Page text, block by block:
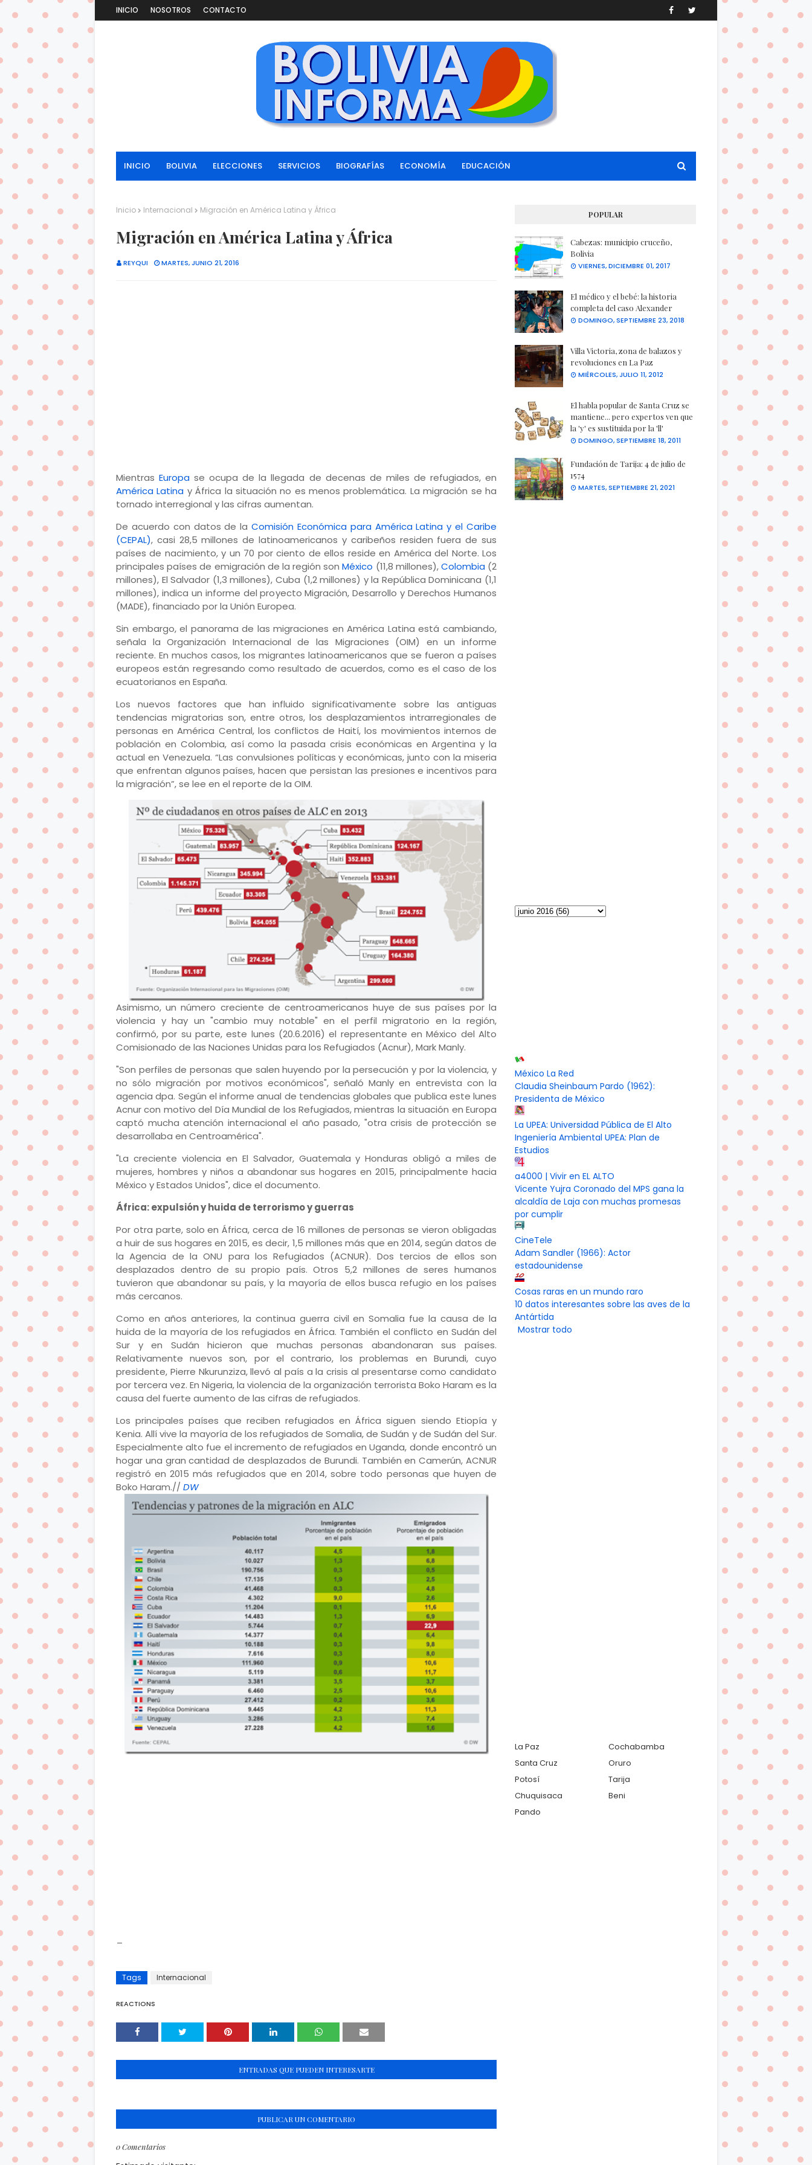
INICIO NOSOTROS CONTACTO
INICIO BOLIVIA ELECCIONES SERVICIOS BIOGRAFÍAS ECONOMÍA EDUCACIÓN
Inicio Internacional Migración en América Latina y África
Migración en América Latina y África
REYQUI MARTES, JUNIO 21, 2016
MientrasEuropa se ocupa de la llegada de decenas de miles de refugiados, en
América Latina y África la situación no es menos problemática. La migración se ha
tornado interregional y las cifras aumentan.
De acuerdo con datos de laComisión Económica para América Latina y el Caribe
(CEPAL), casi 28,5 millones de latinoamericanos y caribeños residen fuera de sus
países de nacimiento, y un 70 por ciento de ellos reside en América del Norte. Los
principales países de emigración de la región sonMéxico (11,8 millones),Colombia(2
millones), El Salvador (1,3 millones), Cuba (1,2 millones) y la República Dominicana (1,1
millones), indica un informe del proyecto Migración, Desarrollo y Derechos Humanos
(MADE), financiado por la Unión Europea.
Sin embargo, el panorama de las migraciones en América Latina está cambiando,
señala la Organización Internacional de las Migraciones (OIM) en un informe
reciente. En muchos casos, los migrantes latinoamericanos que se fueron a países
europeos están regresando como resultado de acuerdos, como es el caso de los
ecuatorianos en España.
Los nuevos factores que han influido significativamente sobre las antiguas
tendencias migratorias son, entre otros, los desplazamientos intrarregionales de
personas en América Central, los conflictos de Haití, los movimientos internos de
población en Colombia, así como la pasada crisis económicas en Argentina y la
actual en Venezuela. “Las convulsiones políticas y económicas, junto con la miseria
que enfrentan algunos países, hacen que persistan las presiones e incentivos para
la migración”, se lee en el reporte de la OIM.
Asimismo, un número creciente de centroamericanos huye de sus países por la
violencia y hay un "cambio muy notable" en el perfil migratorio en la región,
confirmó, por su parte, este lunes (20.6.2016) el representante en México del Alto
Comisionado de las Naciones Unidas para los Refugiados (Acnur), Mark Manly.
"Son perfiles de personas que salen huyendo por la persecución y por la violencia, y
no sólo migración por motivos económicos", señaló Manly en entrevista con la
agencia dpa. Según el informe anual de tendencias globales que publica este lunes
Acnur con motivo del Día Mundial de los Refugiados, mientras la situación en Europa
captó mucha atención internacional el año pasado, "otra crisis de protección se
desarrollaba en Centroamérica".
"La creciente violencia en El Salvador, Guatemala y Honduras obligó a miles de
mujeres, hombres y niños a abandonar sus hogares en 2015, principalmente hacia
México y Estados Unidos", dice el documento.
África: expulsión y huida de terrorismo y guerras
Por otra parte, solo en África, cerca de 16 millones de personas se vieron obligadas
a huir de sus hogares en 2015, es decir, 1,5 millones más que en 2014, según datos de
la Agencia de la ONU para los Refugiados (ACNUR). Dos tercios de ellos son
desplazados dentro de su propio país. Otros 5,2 millones de seres humanos
tuvieron que abandonar su país, y la mayoría de ellos busca refugio en los países
más cercanos.
Como en años anteriores, la continua guerra civil en Somalia fue la causa de la
huida de la mayoría de los refugiados en África. También el conflicto en Sudán del
Sur y en Sudán hicieron que muchas personas abandonaran sus países.
Relativamente nuevos son, por el contrario, los problemas en Burundi, cuyo
presidente, Pierre Nkurunziza, llevó al país a la crisis al presentarse como candidato
por tercera vez. En Nigeria, la violencia de la organización terrorista Boko Haram es la
causa del fuerte aumento de las cifras de refugiados.
Los principales países que reciben refugiados en África siguen siendo Etiopía y
Kenia. Allí vive la mayoría de los refugiados de Somalia, de Sudán y de Sudán del Sur.
Especialmente alto fue el incremento de refugiados en Uganda, donde encontró un
hogar una gran cantidad de desplazados de Burundi. También en Camerún, ACNUR
registró en 2015 más refugiados que en 2014, sobre todo personas que huyen de
Boko Haram.// DW
Tags Internacional
REACTIONS
ENTRADAS QUE PUEDEN INTERESARTE
PUBLICAR UN COMENTARIO
0 Comentarios
POPULAR
Cabezas: municipio cruceño,
Bolivia
VIERNES, DICIEMBRE 01, 2017
El médico y el bebé: la historia
completa del caso Alexander
DOMINGO, SEPTIEMBRE 23, 2018
Villa Victoria, zona de balazos y
revoluciones en La Paz
MIÉRCOLES, JULIO 11, 2012
El habla popular de Santa Cruz se
mantiene... pero expertos ven que
la 'y' es sustituida por la 'll'
DOMINGO, SEPTIEMBRE 18, 2011
Fundación de Tarija: 4 de julio de
1574
MARTES, SEPTIEMBRE 21, 2021
México La Red
Claudia Sheinbaum Pardo (1962):
Presidenta de México
La UPEA: Universidad Pública de El Alto
Ingeniería Ambiental UPEA: Plan de
Estudios
a4000 | Vivir en EL ALTO
Vicente Yujra Coronado del MPS gana la
alcaldía de Laja con muchas promesas
por cumplir
CineTele
Adam Sandler (1966): Actor
estadounidense
Cosas raras en un mundo raro
10 datos interesantes sobre las aves de la
Antártida
Mostrar todo
La Paz
Cochabamba
Santa Cruz
Oruro
Potosí
Tarija
Chuquisaca
Beni
Pando